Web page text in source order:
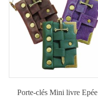
Porte-clés Mini livre Epée